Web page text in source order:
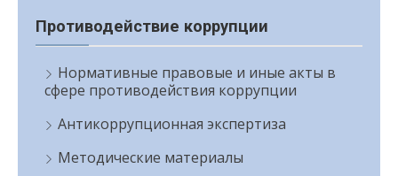
Противодействие коррупции
Нормативные правовые и иные акты в
сфере противодействия коррупции
Антикоррупционная экспертиза
Методические материалы